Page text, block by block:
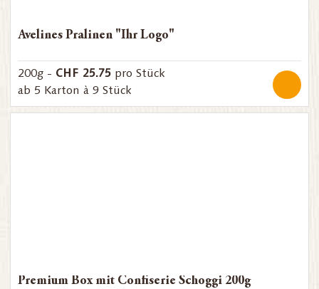
Avelines Pralinen "Ihr Logo"
200g - CHF 25.75 pro Stück
ab 5 Karton à 9 Stück
Premium Box mit Confiserie Schoggi 200g